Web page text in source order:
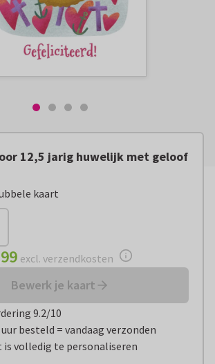
12,5 jarig huwelijk met geloof
kaart
verzendkosten
excl. verzendkosten
Bewerk je kaart
9.2/10
uur besteld = vandaag verzonden
is volledig te personaliseren